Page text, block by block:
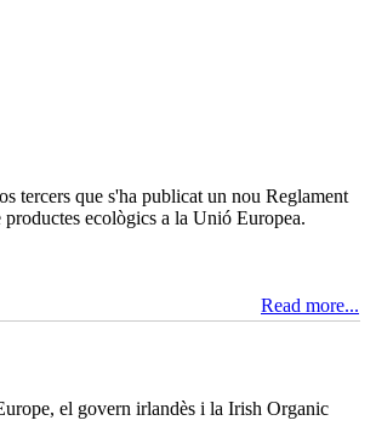
tercers que s'ha publicat un nou Reglament
ecològics a la Unió Europea.
Read more...
el govern irlandès i la Irish Organic